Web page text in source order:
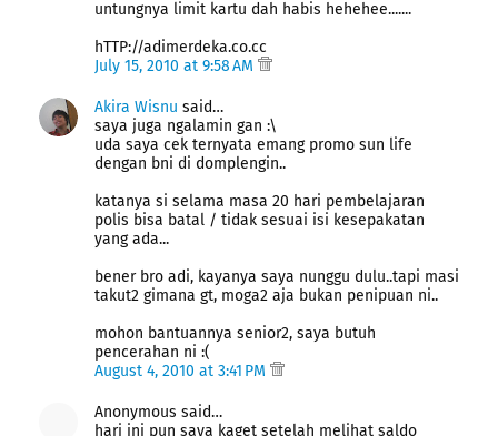
untungnya limit kartu dah habis hehehee.......
hTTP://adimerdeka.co.cc
July 15, 2010 at 9:58 AM
Akira Wisnu said…
saya juga ngalamin gan :\
uda saya cek ternyata emang promo sun life
dengan bni di domplengin..
katanya si selama masa 20 hari pembelajaran
polis bisa batal / tidak sesuai isi kesepakatan
yang ada...
bener bro adi, kayanya saya nunggu dulu..tapi masi
takut2 gimana gt, moga2 aja bukan penipuan ni..
mohon bantuannya senior2, saya butuh
pencerahan ni :(
August 4, 2010 at 3:41 PM
Anonymous said…
hari ini pun saya kaget setelah melihat saldo